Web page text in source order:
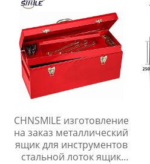
Металлический
уличный почтовый
ящик.
CHNSMILE изготовление
на заказ металлический
ящик для инструментов
стальной лоток ящик